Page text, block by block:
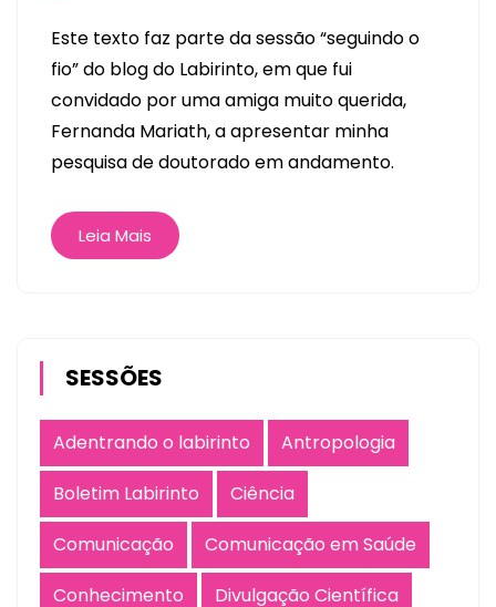
Este texto faz parte da sessão “seguindo o
fio” do blog do Labirinto, em que fui
convidado por uma amiga muito querida,
Fernanda Mariath, a apresentar minha
pesquisa de doutorado em andamento.
Leia Mais
SESSÕES
Adentrando o labirinto
Antropologia
Boletim Labirinto
Ciência
Comunicação
Comunicação em Saúde
Conhecimento
Divulgação Científica